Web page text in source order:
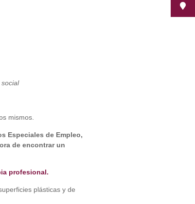
mismos.
Especiales de Empleo,
de encontrar un
profesional.
plásticas y de